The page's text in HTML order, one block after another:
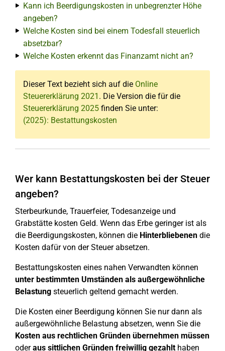
Kann ich Beerdigungskosten in unbegrenzter Höhe
angeben?
Welche Kosten sind bei einem Todesfall steuerlich
absetzbar?
Welche Kosten erkennt das Finanzamt nicht an?
Dieser Text bezieht sich auf die Online
Steuererklärung 2021 . Die Version die für die
Steuererklärung 2025 finden Sie unter:
(2025): Bestattungskosten
Wer kann Bestattungskosten bei der Steuer
angeben?
Sterbeurkunde, Trauerfeier, Todesanzeige und
Grabstätte kosten Geld. Wenn das Erbe geringer ist als
die Beerdigungskosten, können die Hinterbliebenen die
Kosten dafür von der Steuer absetzen.
Bestattungskosten eines nahen Verwandten können
unter bestimmten Umständen als außergewöhnliche
Belastung steuerlich geltend gemacht werden.
Die Kosten einer Beerdigung können Sie nur dann als
außergewöhnliche Belastung absetzen, wenn Sie die
Kosten aus rechtlichen Gründen übernehmen müssen
oderaus sittlichen Gründen freiwillig gezahlthaben